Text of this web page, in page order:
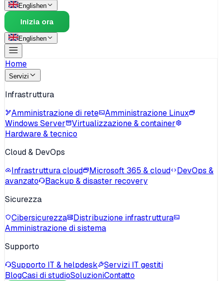
Englishen
Inizia ora
Englishen
Home
Servizi
Infrastruttura
Amministrazione di rete
Amministrazione Linux
Windows Server
Virtualizzazione & container
Hardware & tecnico
Cloud & DevOps
Infrastruttura cloud
Microsoft 365 & cloud
DevOps &
avanzato
Backup & disaster recovery
Sicurezza
Cibersicurezza
Distribuzione infrastruttura
Amministrazione di sistema
Supporto
Supporto IT & helpdesk
Servizi IT gestiti
BlogCasi di studioSoluzioniContatto